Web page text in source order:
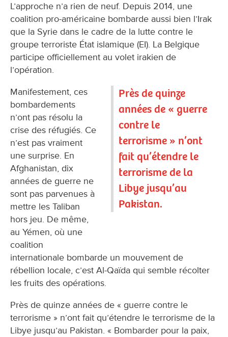
L’approche n’a rien de neuf. Depuis 2014, une
coalition pro-américaine bombarde aussi bien l’Irak
que la Syrie dans le cadre de la lutte contre le
groupe terroriste État islamique (EI). La Belgique
participe officiellement au volet irakien de
l’opération.
Près de quinze
années de « guerre
contre le
terrorisme » n’ont
fait qu’étendre le
terrorisme de la
Libye jusqu’au
Pakistan.
Manifestement, ces
bombardements
n’ont pas résolu la
crise des réfugiés. Ce
n’est pas vraiment
une surprise. En
Afghanistan, dix
années de guerre ne
sont pas parvenues à
mettre les Taliban
hors jeu. De même,
au Yémen, où une
coalition
internationale bombarde un mouvement de
rébellion locale, c’est Al-Qaïda qui semble récolter
les fruits des opérations.
Près de quinze années de « guerre contre le
terrorisme » n’ont fait qu’étendre le terrorisme de la
Libye jusqu’au Pakistan. « Bombarder pour la paix,